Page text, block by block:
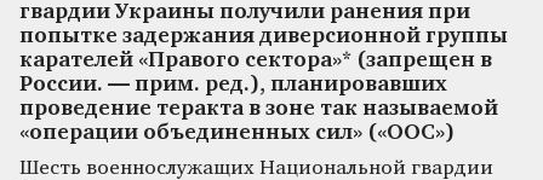
гвардии Украины получили ранения при
попытке задержания диверсионной группы
карателей «Правого сектора»* (запрещен в
России. — прим. ред.), планировавших
проведение теракта в зоне так называемой
«операции объединенных сил» («ООС»)
Шесть военнослужащих Национальной гвардии